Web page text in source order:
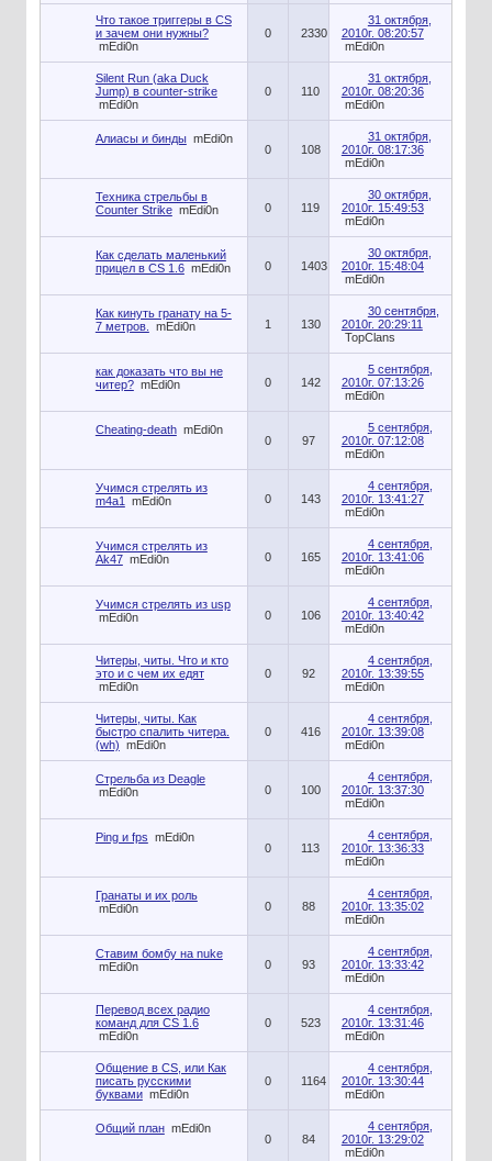
Что такое триггеры в CS
и зачем они нужны?
mEdi0n
0 2330
31 октября,
2010г. 08:20:57
mEdi0n
Silent Run (aka Duck
Jump) в counter-strike
mEdi0n
0 110
31 октября,
2010г. 08:20:36
mEdi0n
Алиасы и бинды mEdi0n
0
108
31 октября,
2010г. 08:17:36
mEdi0n
Техника стрельбы в
Counter Strike mEdi0n 0 119
30 октября,
2010г. 15:49:53
mEdi0n
Как сделать маленький
прицел в CS 1.6 mEdi0n 0 1403
30 октября,
2010г. 15:48:04
mEdi0n
Как кинуть гранату на 5-
7 метров.
mEdi0n 1 130
30 сентября,
2010г. 20:29:11
TopClans
как доказать что вы не
читер? mEdi0n 0 142
5 сентября,
2010г. 07:13:26
mEdi0n
Cheating-death mEdi0n
0
97
5 сентября,
2010г. 07:12:08
mEdi0n
Учимся стрелять из
m4a1
mEdi0n 0 143
4 сентября,
2010г. 13:41:27
mEdi0n
Учимся стрелять из
Ak47 mEdi0n 0 165
4 сентября,
2010г. 13:41:06
mEdi0n
Учимся стрелять из usp
mEdi0n
0 106
4 сентября,
2010г. 13:40:42
mEdi0n
Читеры, читы. Что и кто
это и с чем их едят
mEdi0n
0 92
4 сентября,
2010г. 13:39:55
mEdi0n
Читеры, читы. Как
быстро спалить читера.
(wh) mEdi0n
0 416
4 сентября,
2010г. 13:39:08
mEdi0n
Стрельба из Deagle
mEdi0n
0 100
4 сентября,
2010г. 13:37:30
mEdi0n
Ping и fps mEdi0n
0
113
4 сентября,
2010г. 13:36:33
mEdi0n
Гранаты и их роль
mEdi0n
0 88
4 сентября,
2010г. 13:35:02
mEdi0n
Ставим бомбу на nuke
mEdi0n
0 93
4 сентября,
2010г. 13:33:42
mEdi0n
Перевод всех радио
команд для CS 1.6
mEdi0n
0 523
4 сентября,
2010г. 13:31:46
mEdi0n
Общение в CS, или Как
писать русскими
буквами mEdi0n
0 1164
4 сентября,
2010г. 13:30:44
mEdi0n
Общий план mEdi0n
0
84
4 сентября,
2010г. 13:29:02
mEdi0n